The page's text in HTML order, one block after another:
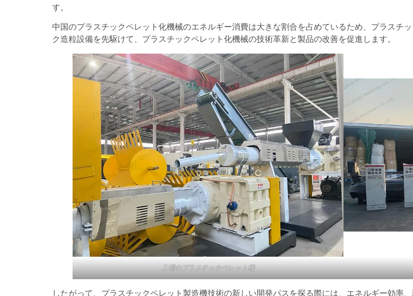
す。
中国のプラスチックペレット化機械のエネルギー消費は大きな割合を占めているため、プラスチ
ク造粒設備を先駆けて、プラスチックペレット化機械の技術革新と製品の改善を促進します。
工場のプラスチックペレット機
したがって、プラスチックペレット製造機技術の新しい開発パスを探る際には、エネルギー効率